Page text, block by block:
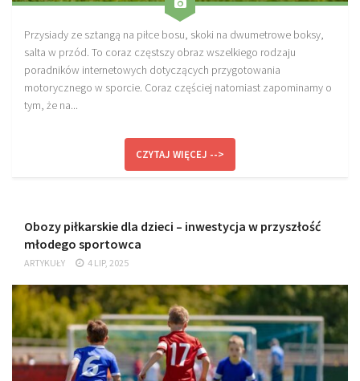
Przysiady ze sztangą na piłce bosu, skoki na dwumetrowe boksy,
salta w przód. To coraz częstszy obraz wszelkiego rodzaju
poradników internetowych dotyczących przygotowania
motorycznego w sporcie. Coraz częściej natomiast zapominamy o
tym, że na...
CZYTAJ WIĘCEJ -->
Obozy piłkarskie dla dzieci – inwestycja w przyszłość
młodego sportowca
ARTYKUŁY 4 LIP, 2025